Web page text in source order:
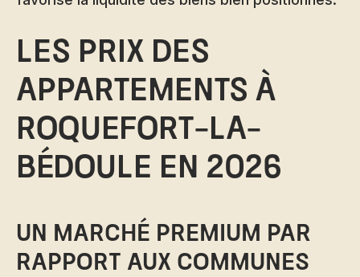
Les prix des
appartements à
Roquefort-la-
Bédoule en 2026
Un marché premium par
rapport aux communes